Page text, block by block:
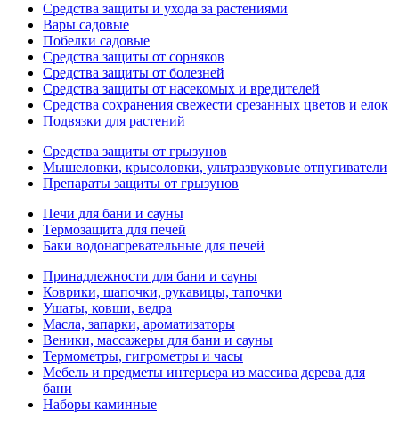
Средства защиты и ухода за растениями
Вары садовые
Побелки садовые
Средства защиты от сорняков
Средства защиты от болезней
Средства защиты от насекомых и вредителей
Средства сохранения свежести срезанных цветов и елок
Подвязки для растений
Средства защиты от грызунов
Мышеловки, крысоловки, ультразвуковые отпугиватели
Препараты защиты от грызунов
Печи для бани и сауны
Термозащита для печей
Баки водонагревательные для печей
Принадлежности для бани и сауны
Коврики, шапочки, рукавицы, тапочки
Ушаты, ковши, ведра
Масла, запарки, ароматизаторы
Веники, массажеры для бани и сауны
Термометры, гигрометры и часы
Мебель и предметы интерьера из массива дерева для
бани
Наборы каминные